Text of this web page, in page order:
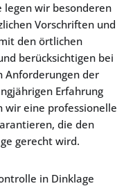
legen wir besonderen
Vorschriften und
den örtlichen
berücksichtigen bei
Anforderungen der
Erfahrung
wir eine professionelle
die den
gerecht wird.
in Dinklage